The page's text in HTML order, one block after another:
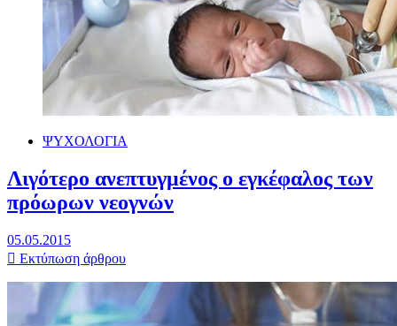
ΨΥΧΟΛΟΓΙΑ
Λιγότερο ανεπτυγμένος ο εγκέφαλος των
πρόωρων νεογνών
05.05.2015
Εκτύπωση άρθρου